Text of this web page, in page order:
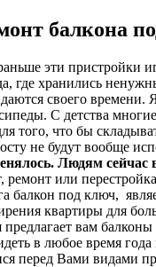
балкона
эти пристройки
где хранились
своего времени.
С детства
того, что бы
не будут вообще
Людям сейчас
или
балкон под ключ,
квартиры для
вам
в любое время
перед Вами видами